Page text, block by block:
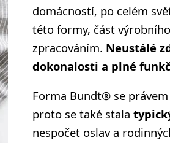
domácností, po celém
této formy, část
zpracováním. Neustálé
dokonalosti a plné
Forma Bundt® se
proto se také stala
nespočet oslav a